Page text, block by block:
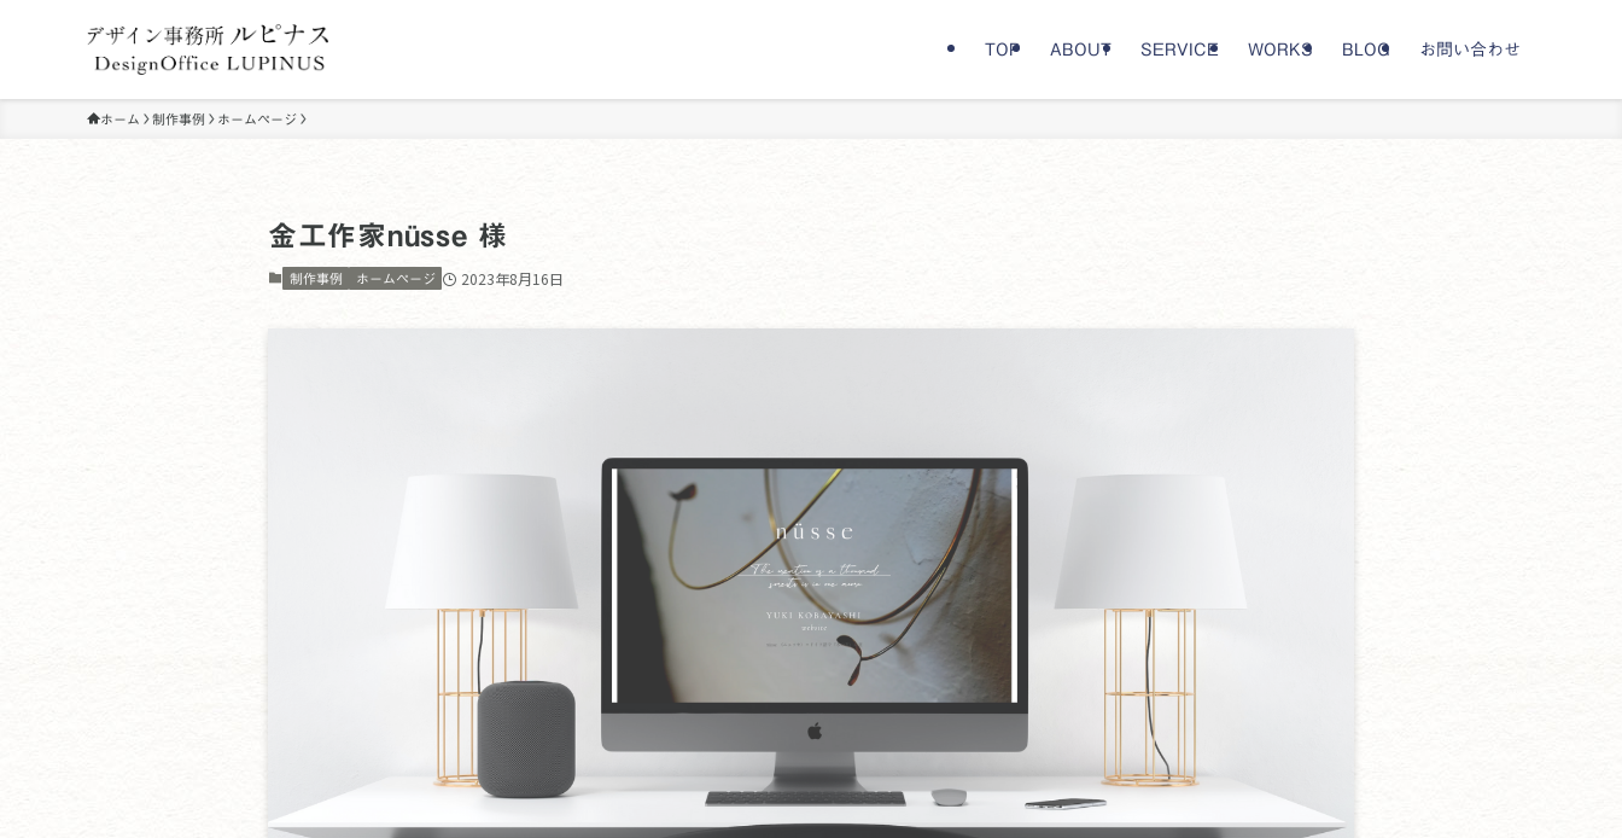
TOP ABOUT SERVICE WORKS BLOG お問い合わせ
ホーム 制作事例 ホームページ
金工作家nüsse 様
制作事例 ホームページ 2023年8月16日